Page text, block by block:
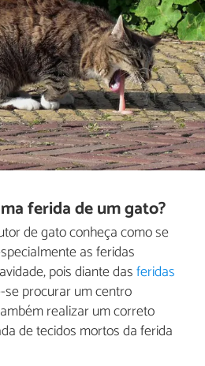
ferida de um gato?
de gato conheça como se
as feridas
pois diante dasferidas
se procurar um centro
realizar um correto
de tecidos mortos da ferida